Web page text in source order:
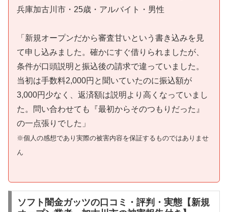
兵庫加古川市・25歳・アルバイト・男性
「新規オープンだから審査甘いという書き込みを見
て申し込みました。確かにすぐ借りられましたが、
条件が口頭説明と振込後の請求で違っていました。
当初は手数料2,000円と聞いていたのに振込額が
3,000円少なく、返済額は説明より高くなっていまし
た。問い合わせても『最初からそのつもりだった』
の一点張りでした」
※個人の感想であり実際の被害内容を保証するものではありませ
ん
ソフト闇金ガッツの口コミ・評判・実態【新規